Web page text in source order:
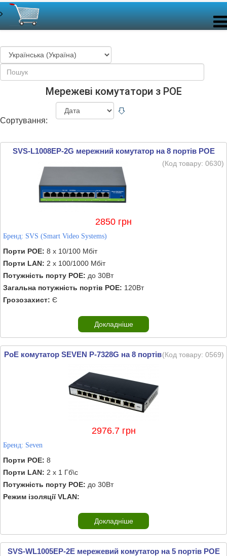
Мережеві комутатори з POE
Сортування:
SVS-L1008EP-2G мережний комутатор на 8 портів POE
(Код товару: 0630)
2850 грн
Бренд: SVS (Smart Video Systems)
Порти POE: 8 х 10/100 Мбіт
Порти LAN: 2 х 100/1000 Мбіт
Потужність порту POE: до 30Вт
Загальна потужність портів POE: 120Вт
Грозозахист: Є
Докладніше
PoE комутатор SEVEN P-7328G на 8 портів(Код товару: 0569)
2976.7 грн
Бренд: Seven
Порти POE: 8
Порти LAN: 2 х 1 Гб\с
Потужність порту POE: до 30Вт
Режим ізоляції VLAN:
Докладніше
SVS-WL1005EP-2E мережевий комутатор на 5 портів POE